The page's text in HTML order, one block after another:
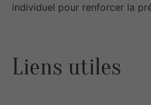
individuel pour renforcer la
Liens utiles